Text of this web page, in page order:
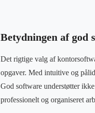
Betydningen af god
Det rigtige valg af
opgaver. Med intuitive og
God software understøtter
professionelt og organiseret